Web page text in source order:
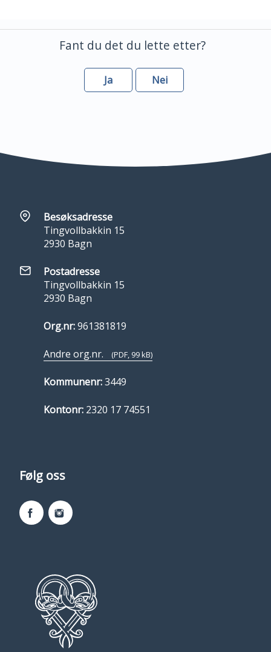
Fant du det du lette etter?
Ja Nei
Besøksadresse
Tingvollbakkin 15
2930 Bagn
Postadresse
Tingvollbakkin 15
2930 Bagn
Org.nr:961381819
Andre org.nr. (PDF, 99 kB)
Kommunenr:3449
Kontonr: 2320 17 74551
Følg oss
FacebookInstagram